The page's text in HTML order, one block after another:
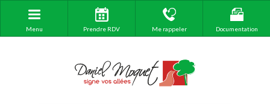
Menu Prendre RDV Me rappeler Documentation